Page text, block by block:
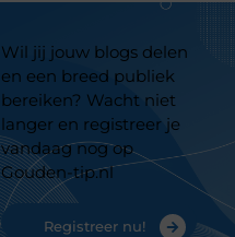
Wil jij jouw blogs delen
en een breed publiek
bereiken? Wacht niet
langer en registreer je
vandaag nog op
Gouden-tip.nl
Registreer nu!